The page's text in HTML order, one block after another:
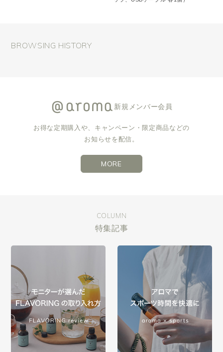
BROWSING HISTORY
新規メンバー会員
お得な定期購入や、キャンペーン・限定商品などの
お知らせを配信。
MORE
COLUMN
特集記事